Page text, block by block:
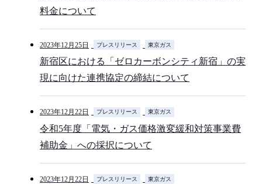
料金について
2023年12月25日 プレスリリース 東京ガス
新宿区における「ゼロカーボンシティ新宿」の実
現に向けた連携協定の締結について
2023年12月22日 プレスリリース 東京ガス
令和5年度「電気・ガス価格激変緩和対策事業費
補助金」への採択について
2023年12月22日 プレスリリース 東京ガス